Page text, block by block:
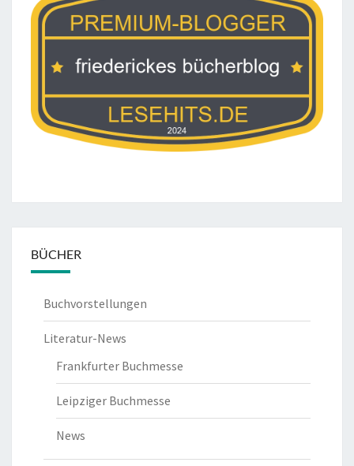
BÜCHER
Buchvorstellungen
Literatur-News
Frankfurter Buchmesse
Leipziger Buchmesse
News